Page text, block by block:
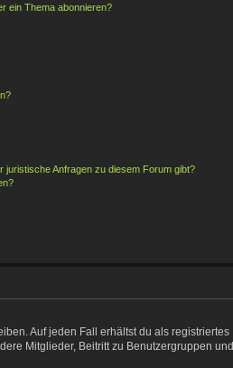
ein Thema abonnieren?
Anfragen zu diesem Forum gibt?
Auf jeden Fall erhältst du als registriertes
Mitglieder, Beitritt zu Benutzergruppen und